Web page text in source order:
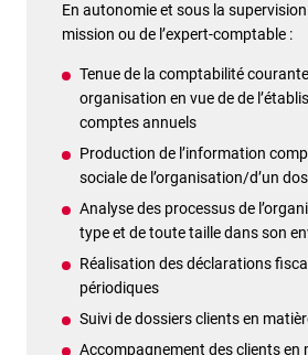
En autonomie et sous la
mission ou de l’expert-comptable :
Tenue de la comptabilité courante
organisation en vue de de
comptes annuels
Production de l’information
sociale de l’organisation/d’un
Analyse des processus de
type et de toute taille dans son
Réalisation des déclarations
périodiques
Suivi de dossiers clients en
Accompagnement des clients en